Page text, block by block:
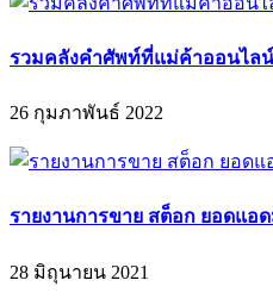
รวมคลังคำศัพท์ที่แม่ค้าออนไล
26 กุมภาพันธ์ 2022
รายงานการขาย สต็อก ยอดแอ
28 มิถุนายน 2021